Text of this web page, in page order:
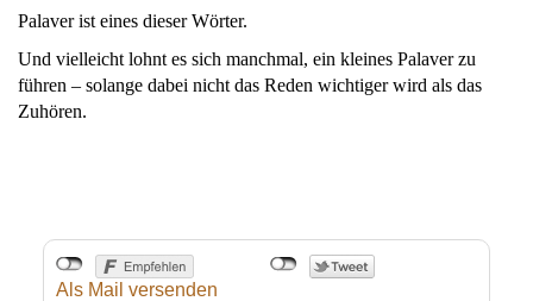
Palaver ist eines dieser Wörter.
Und vielleicht lohnt es sich manchmal, ein kleines Palaver zu
führen – solange dabei nicht das Reden wichtiger wird als das
Zuhören.
Als Mail versenden